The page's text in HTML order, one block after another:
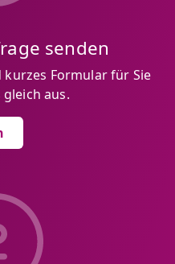
senden
Formular für Sie
aus.